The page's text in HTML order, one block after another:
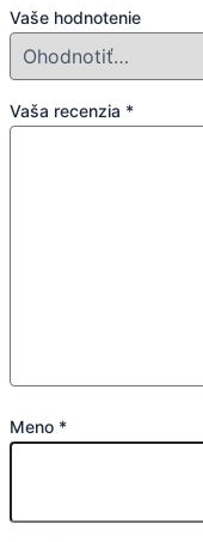
Vaše hodnotenie
Vaša recenzia *
Meno *